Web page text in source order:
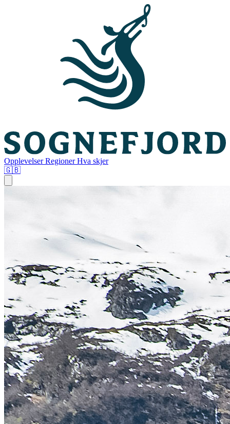
OpplevelserRegionerHva skjer
🇬🇧